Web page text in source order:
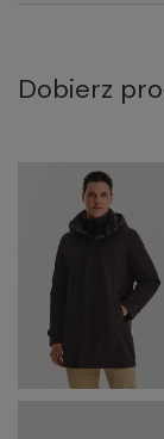
Dobierz